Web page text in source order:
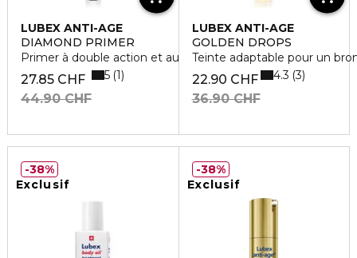
LUBEX ANTI-AGE
DIAMOND PRIMER
Primer à double action et aux propriétés anti-âge
27.85 CHF
44.90 CHF
5 1
LUBEX ANTI-AGE
GOLDEN DROPS
Teinte adaptable pour un
22.90 CHF
36.90 CHF
4.3 3
Exclusif
38%
Exclusif
38%